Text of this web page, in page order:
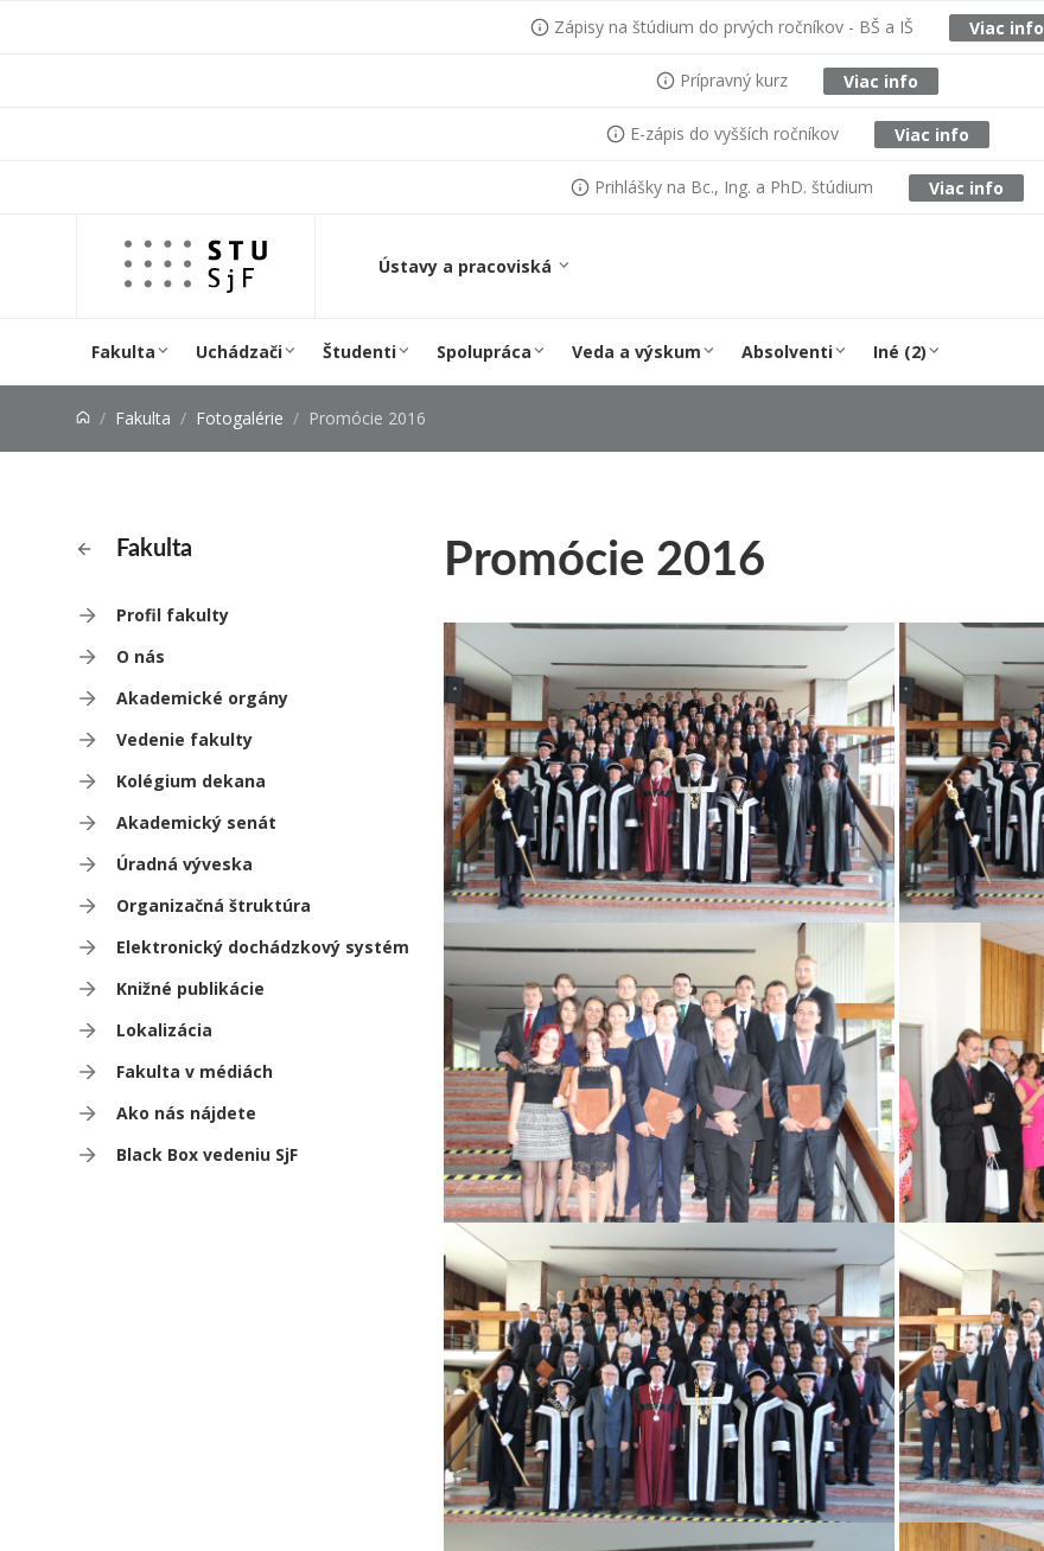
Zápisy na štúdium do prvých ročníkov - BŠ a IŠ Viac info
Prípravný kurz Viac info
E-zápis do vyšších ročníkov Viac info
Prihlášky na Bc., Ing. a PhD. štúdium Viac info
Ústavy a pracoviská
Fakulta Uchádzači Študenti Spolupráca Veda a výskum Absolventi Iné (2)
Fakulta Fotogalérie Promócie 2016
Fakulta
Profil fakulty
O nás
Akademické orgány
Vedenie fakulty
Kolégium dekana
Akademický senát
Úradná výveska
Organizačná štruktúra
Elektronický dochádzkový systém
Knižné publikácie
Lokalizácia
Fakulta v médiách
Ako nás nájdete
Black Box vedeniu SjF
Promócie 2016